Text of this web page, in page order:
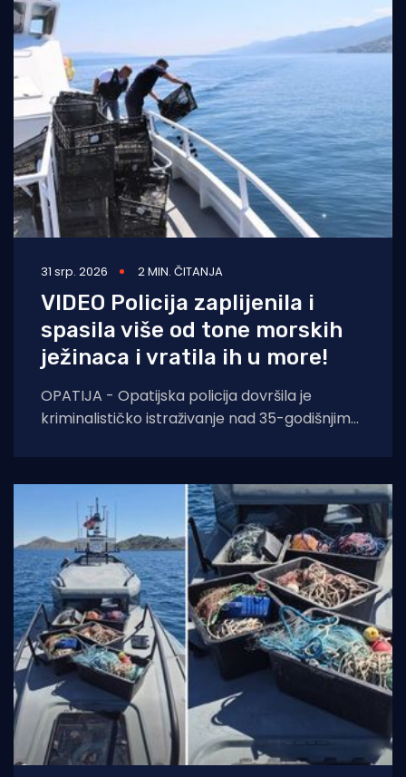
31 srp. 2026 2 MIN. ČITANJA
VIDEO Policija zaplijenila i
spasila više od tone morskih
ježinaca i vratila ih u more!
OPATIJA - Opatijska policija dovršila je
kriminalističko istraživanje nad 35-godišnjim